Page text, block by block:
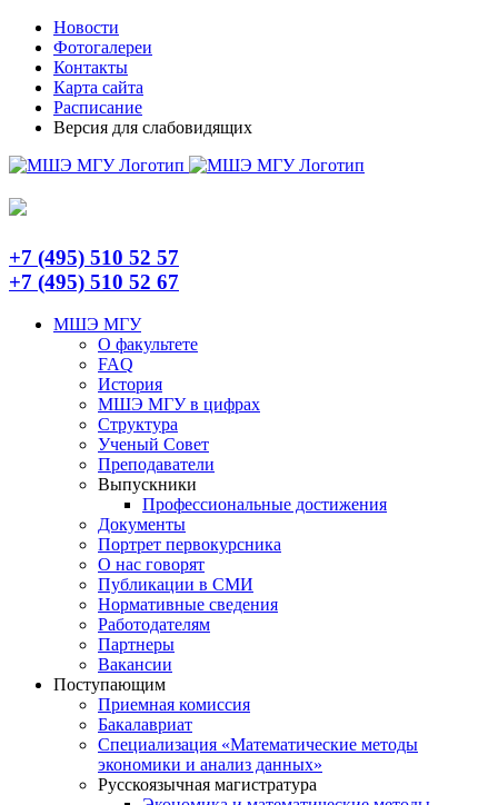
Skip
content
TelegramНовости
Фотогалереи
Контакты
Карта сайта
Расписание
Версия для слабовидящих
+7 (495) 510 52 57
+7 (495) 510 52 67
МШЭ МГУ
О факультете
FAQ
История
МШЭ МГУ в цифрах
Структура
Ученый Совет
Преподаватели
Выпускники
Профессиональные достижения
Документы
Портрет первокурсника
О нас говорят
Публикации в СМИ
Нормативные сведения
Работодателям
Партнеры
Вакансии
Поступающим
Приемная комиссия
Бакалавриат
Специализация «Математические методы
экономики и анализ данных»
Русскоязычная магистратура